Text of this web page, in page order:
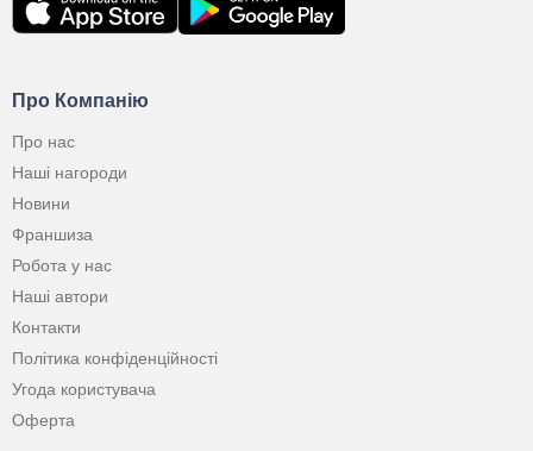
Про Компанію
Про нас
Наші нагороди
Новини
Франшиза
Робота у нас
Наші автори
Контакти
Політика конфіденційності
Угода користувача
Оферта